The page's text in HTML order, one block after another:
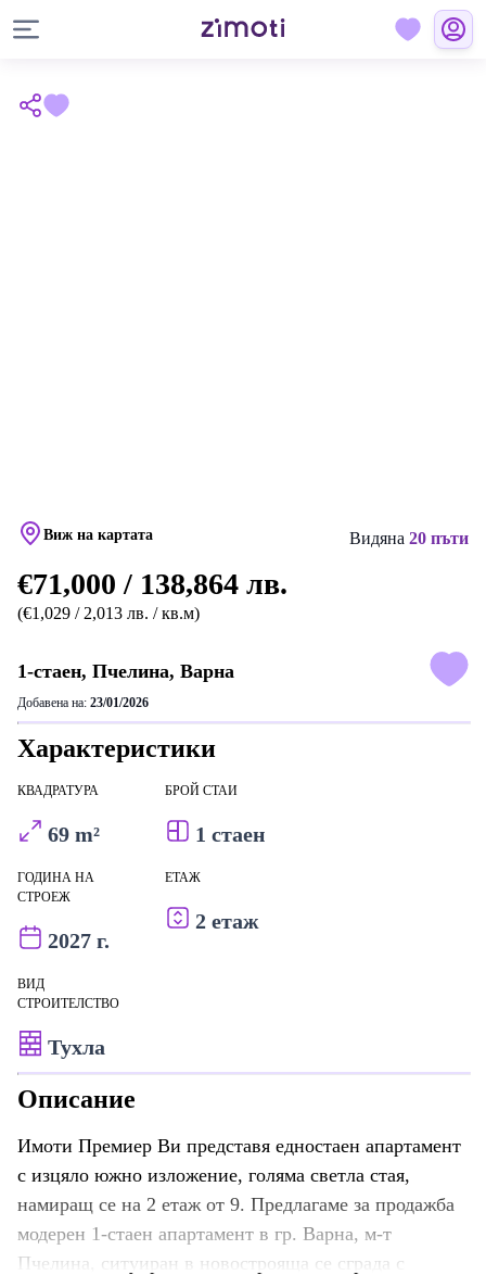
Виж на картата Видяна 20 пъти
€71,000 / 138,864 лв.
(€1,029 / 2,013 лв. / кв.м)
1-стаен, Пчелина, Варна
Добавена на: 23/01/2026
Характеристики
КВАДРАТУРА
69 m²
БРОЙ СТАИ
1 стаен
ГОДИНА НА
СТРОЕЖ
2027 г.
ЕТАЖ
2 етаж
ВИД
СТРОИТЕЛСТВО
Тухла
Описание
Имоти Премиер Ви представя едностаен апартамент
с изцяло южно изложение, голяма светла стая,
намиращ се на 2 етаж от 9. Предлагаме за продажба
модерен 1-стаен апартамент в гр. Варна, м-т
Пчелина, ситуиран в новострояща се сграда с